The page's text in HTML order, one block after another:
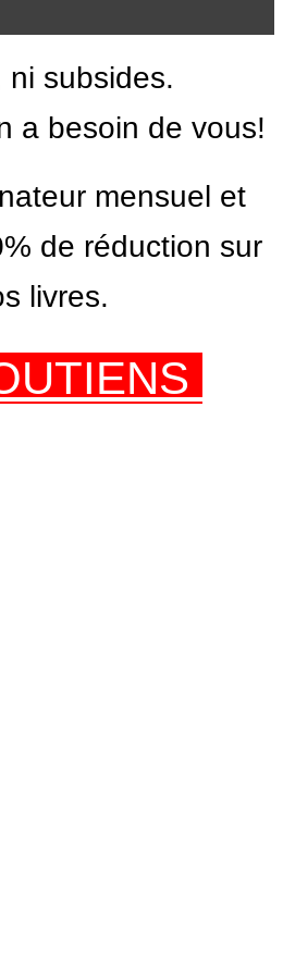
ni subsides.
a besoin de vous!
mensuel et
de réduction sur
livres.